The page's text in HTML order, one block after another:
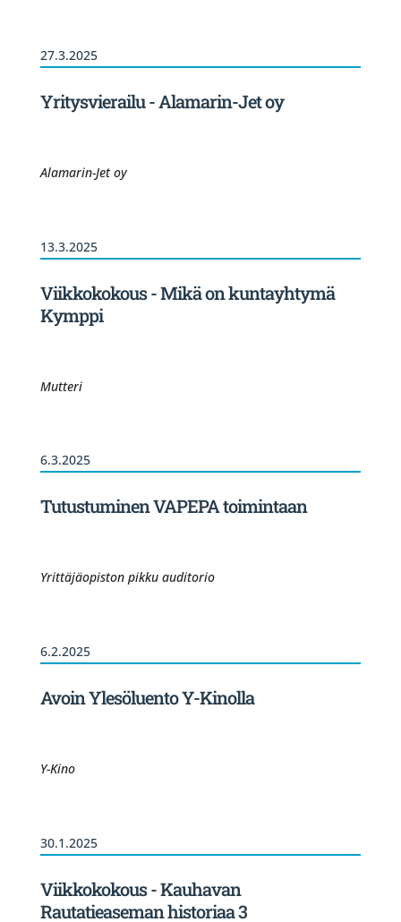
27.3.2025
Yritysvierailu - Alamarin-Jet oy
Alamarin-Jet oy
13.3.2025
Viikkokokous - Mikä on kuntayhtymä
Kymppi
Mutteri
6.3.2025
Tutustuminen VAPEPA toimintaan
Yrittäjäopiston pikku auditorio
6.2.2025
Avoin Ylesöluento Y-Kinolla
Y-Kino
30.1.2025
Viikkokokous - Kauhavan
Rautatieaseman historiaa 3